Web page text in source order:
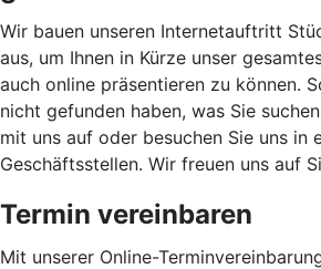
Wir bauen unseren Internetauftritt
aus, um Ihnen in Kürze unser
auch online präsentieren zu können.
nicht gefunden haben, was Sie
mit uns auf oder besuchen Sie uns in
Geschäftsstellen. Wir freuen uns auf
Termin vereinbaren
Mit unserer Online-